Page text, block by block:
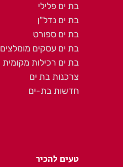
בת ים פלילי
בת ים נדל"ן
בת ים ספורט
בת ים עסקים מומלצים
בת ים רכילות מקומית
צרכנות בת ים
חדשות בת-ים
טעים להכיר